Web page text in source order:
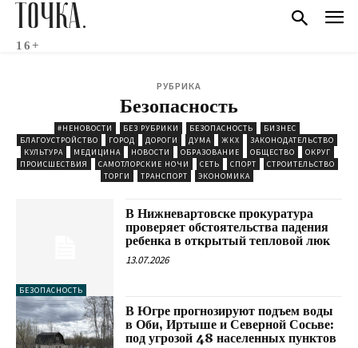
ТОЧКА.
16+
РУБРИКА
Безопасность
#НЕНОВОСТИ БЕЗ РУБРИКИ БЕЗОПАСНОСТЬ
БИЗНЕС
БЛАГОУСТРОЙСТВО
ГОРОД ДОРОГИ ДУМА ЖКХ
ЗАКОНОДАТЕЛЬСТВО
КУЛЬТУРА
МЕДИЦИНА НОВОСТИ ОБРАЗОВАНИЕ ОБЩЕСТВО
ОКРУГ
ПРОИСШЕСТВИЯ
САМОТЛОРСКИЕ НОЧИ СЕТЬ СПОРТ
СТРОИТЕЛЬСТВО
ТОРГИ
ТРАНСПОРТ ЭКОНОМИКА
БЕЗОПАСНОСТЬ
В Нижневартовске прокуратура
проверяет обстоятельства падения
ребенка в открытый тепловой люк
13.07.2026
В Югре прогнозируют подъем воды
в Оби, Иртыше и Северной Сосьве:
под угрозой 48 населенных пунктов